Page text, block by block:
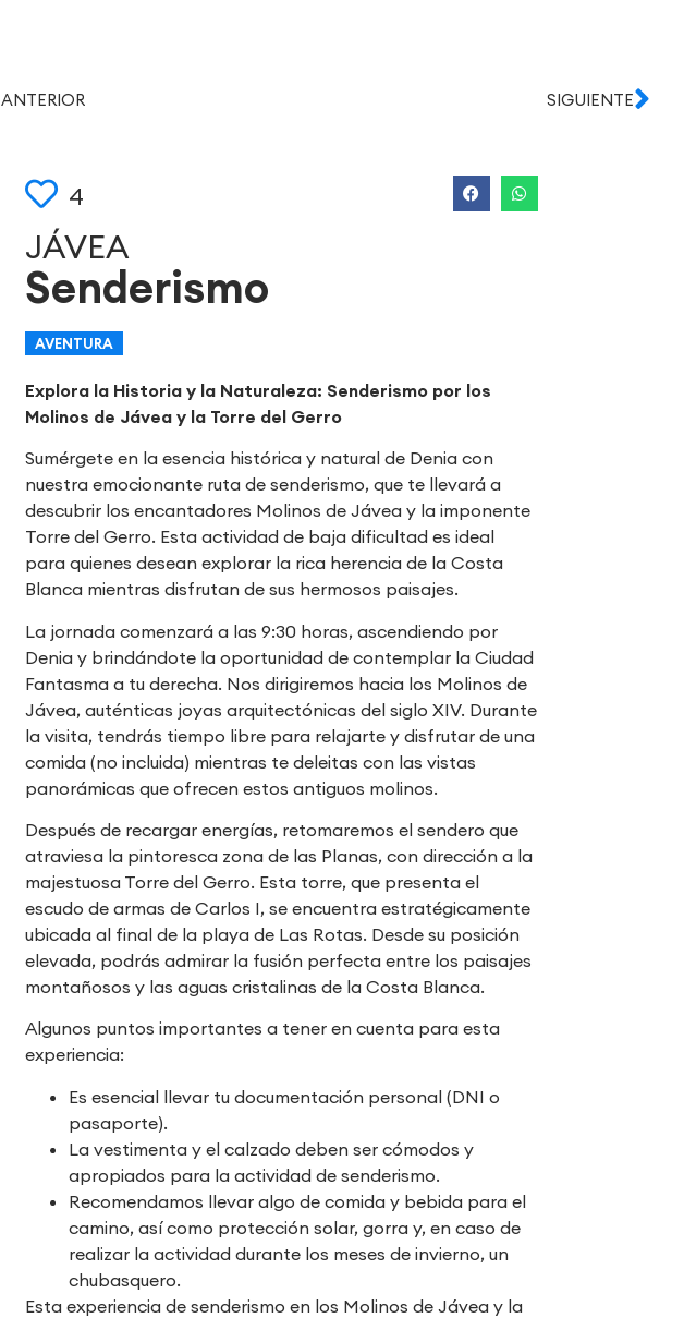
ANTERIOR SIGUIENTE
4
JÁVEA
Senderismo
AVENTURA
Explora la Historia y la Naturaleza: Senderismo por los
Molinos de Jávea y la Torre del Gerro
Sumérgete en la esencia histórica y natural de Denia con
nuestra emocionante ruta de senderismo, que te llevará a
descubrir los encantadores Molinos de Jávea y la imponente
Torre del Gerro. Esta actividad de baja dificultad es ideal
para quienes desean explorar la rica herencia de la Costa
Blanca mientras disfrutan de sus hermosos paisajes.
La jornada comenzará a las 9:30 horas, ascendiendo por
Denia y brindándote la oportunidad de contemplar la Ciudad
Fantasma a tu derecha. Nos dirigiremos hacia los Molinos de
Jávea, auténticas joyas arquitectónicas del siglo XIV. Durante
la visita, tendrás tiempo libre para relajarte y disfrutar de una
comida (no incluida) mientras te deleitas con las vistas
panorámicas que ofrecen estos antiguos molinos.
Después de recargar energías, retomaremos el sendero que
atraviesa la pintoresca zona de las Planas, con dirección a la
majestuosa Torre del Gerro. Esta torre, que presenta el
escudo de armas de Carlos I, se encuentra estratégicamente
ubicada al final de la playa de Las Rotas. Desde su posición
elevada, podrás admirar la fusión perfecta entre los paisajes
montañosos y las aguas cristalinas de la Costa Blanca.
Algunos puntos importantes a tener en cuenta para esta
experiencia:
Es esencial llevar tu documentación personal (DNI o
pasaporte).
La vestimenta y el calzado deben ser cómodos y
apropiados para la actividad de senderismo.
Recomendamos llevar algo de comida y bebida para el
camino, así como protección solar, gorra y, en caso de
realizar la actividad durante los meses de invierno, un
chubasquero.
Esta experiencia de senderismo en los Molinos de Jávea y la